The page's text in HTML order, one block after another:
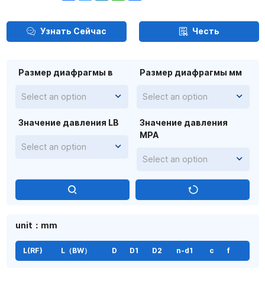
Узнать Сейчас Честь
Значение давления LB
Select an option
Значение давления
MPA
Select an option
Размер диафрагмы мм
Select an option
Размер диафрагмы в
Select an option
unit：mm
L(RF) L（BW） D D1 D2 n-d1 c f